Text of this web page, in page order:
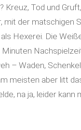
Tod und
mit der matschigen
Hexerei. Die
– Waden,
meisten aber litt
na ja, leider kann